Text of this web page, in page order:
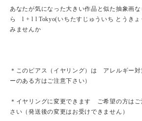
あなたが気になった大きい作品と似た抽象画
ら l + l l Tokyo(いちたすじゅういち とうき
みませんか
＊このピアス（イヤリング）は アレルギー
ーのある方はご注意下さい）
＊イヤリングに変更できます ご希望の方は
さい（発送後の変更はお受けできません）